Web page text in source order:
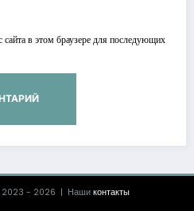
в этом браузере для последующих
2023 - 2026 | Нашиконтакты